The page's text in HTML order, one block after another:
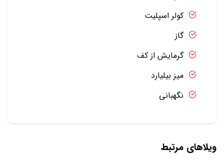
کولر اسپلیت
گاز
گرمایش از کف
میز بیلیارد
نگهبانی
ویلاهای مرتبط